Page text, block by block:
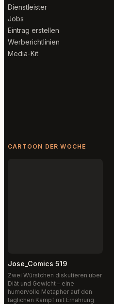
Dienstleister
Jobs
Eintrag erstellen
Werberichtlinien
Media-Kit
CARTOON DER WOCHE
Jose_Comics 519
Zwei Würstchen diskutieren über
Diät und Gewicht – eine
humorvolle Metapher auf den
täglichen Kampf mit Ernährung